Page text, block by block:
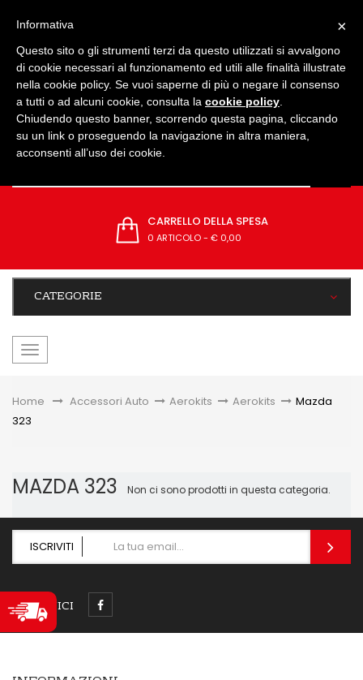
CARRELLO DELLA SPESA
0 ARTICOLO- € 0,00
CATEGORIE
navigazione
Home &gt;Accessori Auto > Aerokits > Aerokits > Mazda
323
MAZDA 323 Non ci sono prodotti in questa categoria.
ISCRIVITI
SEGUICI
×
Informativa
Questo sito o gli strumenti terzi da questo utilizzati si avvalgono
di cookie necessari al funzionamento ed utili alle finalità illustrate
nella cookie policy. Se vuoi saperne di più o negare il consenso
a tutti o ad alcuni cookie, consulta la cookie policy
Chiudendo questo banner, scorrendo questa pagina, cliccando
su un link o proseguendo la navigazione in altra maniera,
acconsenti all’uso dei cookie.